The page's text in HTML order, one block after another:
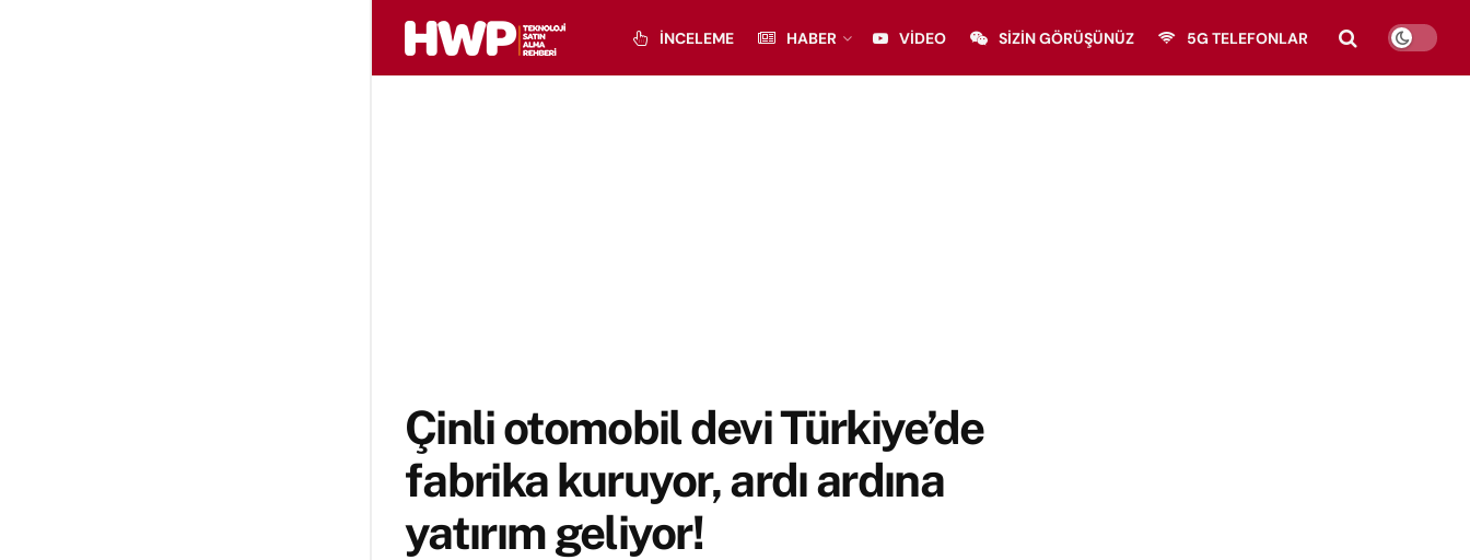
İNCELEME HABER VIDEO SIZIN GÖRÜŞÜNÜZ 5G TELEFONLAR
Çinli otomobil devi Türkiye’de
fabrika kuruyor, ardı ardına
yatırım geliyor!